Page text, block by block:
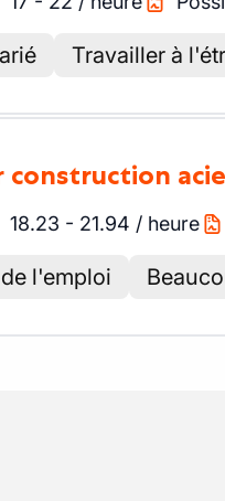
Travailler à
construction
18.23 - 21.94 / heure
l'emploi